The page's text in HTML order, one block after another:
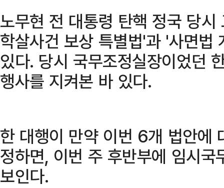
노무현 전 대통령 탄핵 정국 당
학살사건 보상 특별법'과 '사면법
있다. 당시 국무조정실장이었던
행사를 지켜본 바 있다.
한 대행이 만약 이번 6개 법안에
정하면, 이번 주 후반부에 임시
보인다.